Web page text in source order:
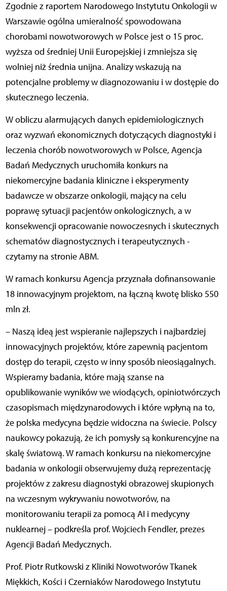
Zgodnie z raportem Narodowego Instytutu Onkologii w
Warszawie ogólna umieralność spowodowana
chorobami nowotworowych w Polsce jest o 15 proc.
wyższa od średniej Unii Europejskiej i zmniejsza się
wolniej niż średnia unijna. Analizy wskazują na
potencjalne problemy w diagnozowaniu i w dostępie do
skutecznego leczenia.
W obliczu alarmujących danych epidemiologicznych
oraz wyzwań ekonomicznych dotyczących diagnostyki i
leczenia chorób nowotworowych w Polsce, Agencja
Badań Medycznych uruchomiła konkurs na
niekomercyjne badania kliniczne i eksperymenty
badawcze w obszarze onkologii, mający na celu
poprawę sytuacji pacjentów onkologicznych, a w
konsekwencji opracowanie nowoczesnych i skutecznych
schematów diagnostycznych i terapeutycznych -
czytamy na stronie ABM.
W ramach konkursu Agencja przyznała dofinansowanie
18 innowacyjnym projektom, na łączną kwotę blisko 550
mln zł.
– Naszą ideą jest wspieranie najlepszych i najbardziej
innowacyjnych projektów, które zapewnią pacjentom
dostęp do terapii, często w inny sposób nieosiągalnych.
Wspieramy badania, które mają szanse na
opublikowanie wyników we wiodących, opiniotwórczych
czasopismach międzynarodowych i które wpłyną na to,
że polska medycyna będzie widoczna na świecie. Polscy
naukowcy pokazują, że ich pomysły są konkurencyjne na
skalę światową. W ramach konkursu na niekomercyjne
badania w onkologii obserwujemy dużą reprezentację
projektów z zakresu diagnostyki obrazowej skupionych
na wczesnym wykrywaniu nowotworów, na
monitorowaniu terapii za pomocą AI i medycyny
nuklearnej – podkreśla prof. Wojciech Fendler, prezes
Agencji Badań Medycznych.
Prof. Piotr Rutkowski z Kliniki Nowotworów Tkanek
Miękkich, Kości i Czerniaków Narodowego Instytutu